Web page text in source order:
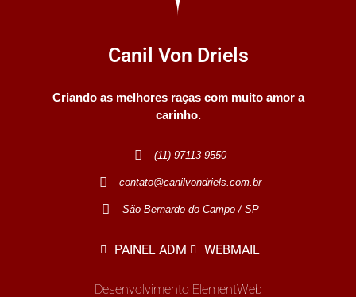
Canil Von Driels
Criando as melhores raças com muito amor a
carinho.
(11) 97113-9550
contato@canilvondriels.com.br
São Bernardo do Campo / SP
PAINEL ADM WEBMAIL
Desenvolvimento ElementWeb